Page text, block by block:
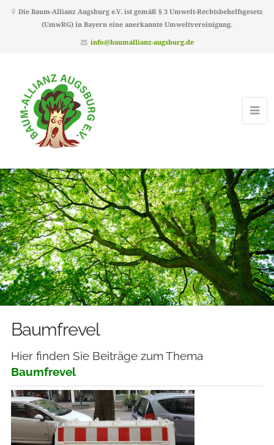
Die Baum-Allianz Augsburg e.V. ist gemäß § 3 Umwelt-Rechtsbehelfsgesetz
(UmwRG) in Bayern eine anerkannte Umweltvereinigung.
info@baumallianz-augsburg.de
Baumfrevel
Hier finden Sie Beiträge zum Thema
Baumfrevel